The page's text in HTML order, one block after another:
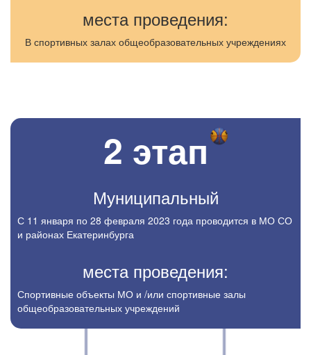
места проведения:
в спортивных залах общеобразовательных учреждениях
2 этап
Муниципальный
с 11 января по 28 февраля 2023 года проводится в МО СО
и районах Екатеринбурга
места проведения:
спортивные объекты МО и /или спортивные залы
общеобразовательных учреждений